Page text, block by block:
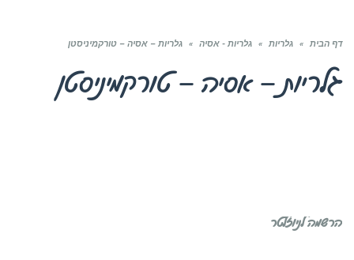
דף הבית » גלריות » גלריות - אסיה » גלריות – אסיה – טורקמיניסטן
גלריות – אסיה – טורקמיניסטן
הרשמה לניוזלטר